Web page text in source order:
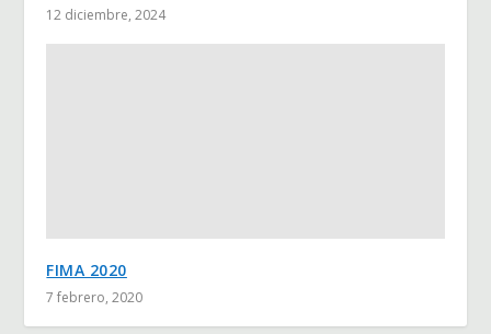
12 diciembre, 2024
FIMA 2020
7 febrero, 2020